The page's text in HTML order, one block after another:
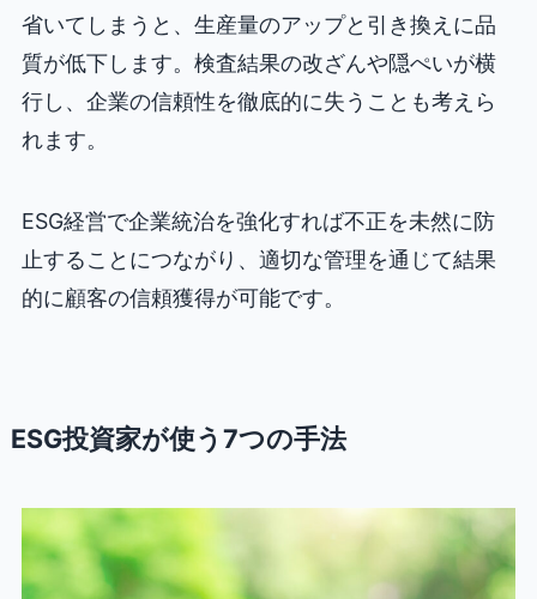
省いてしまうと、生産量のアップと引き換えに品
質が低下します。検査結果の改ざんや隠ぺいが横
行し、企業の信頼性を徹底的に失うことも考えら
れます。
ESG経営で企業統治を強化すれば不正を未然に防
止することにつながり、適切な管理を通じて結果
的に顧客の信頼獲得が可能です。
ESG投資家が使う7つの手法